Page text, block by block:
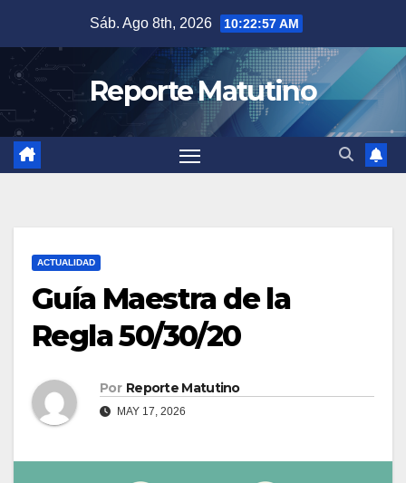
contenido
Sáb. Ago 8th, 2026 10:22:58 AM
Reporte Matutino
ACTUALIDAD
Guía Maestra de la
Regla 50/30/20
Por Reporte Matutino
MAY 17, 2026